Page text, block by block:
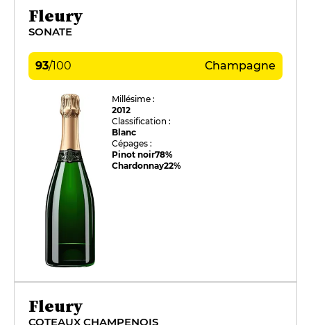
Fleury
SONATE
93/100 Champagne
Millésime :
2012
Classification :
Blanc
Cépages :
Pinot noir78%
Chardonnay22%
Fleury
COTEAUX CHAMPENOIS